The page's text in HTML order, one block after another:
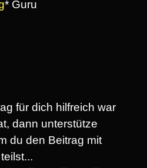
* Guru
für dich hilfreich war
dann unterstütze
du den Beitrag mit